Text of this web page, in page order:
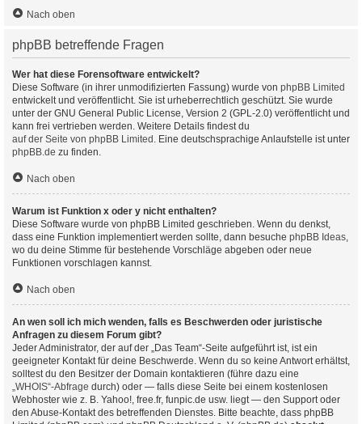
Nach oben
phpBB betreffende Fragen
Wer hat diese Forensoftware entwickelt?
Diese Software (in ihrer unmodifizierten Fassung) wurde von phpBB Limited
entwickelt und veröffentlicht. Sie ist urheberrechtlich geschützt. Sie wurde
unter der GNU General Public License, Version 2 (GPL-2.0) veröffentlicht und
kann frei vertrieben werden. Weitere Details findest du
auf der Seite von phpBB Limited . Eine deutschsprachige Anlaufstelle ist unter
phpBB.de zu finden.
Nach oben
Warum ist Funktion x oder y nicht enthalten?
Diese Software wurde von phpBB Limited geschrieben. Wenn du denkst,
dass eine Funktion implementiert werden sollte, dann besuche phpBB Ideas,
wo du deine Stimme für bestehende Vorschläge abgeben oder neue
Funktionen vorschlagen kannst.
Nach oben
An wen soll ich mich wenden, falls es Beschwerden oder juristische
Anfragen zu diesem Forum gibt?
Jeder Administrator, der auf der „Das Team“-Seite aufgeführt ist, ist ein
geeigneter Kontakt für deine Beschwerde. Wenn du so keine Antwort erhältst,
solltest du den Besitzer der Domain kontaktieren (führe dazu eine
„WHOIS“-Abfrage durch) oder — falls diese Seite bei einem kostenlosen
Webhoster wie z. B. Yahoo!, free.fr, funpic.de usw. liegt — den Support oder
den Abuse-Kontakt des betreffenden Dienstes. Bitte beachte, dass phpBB